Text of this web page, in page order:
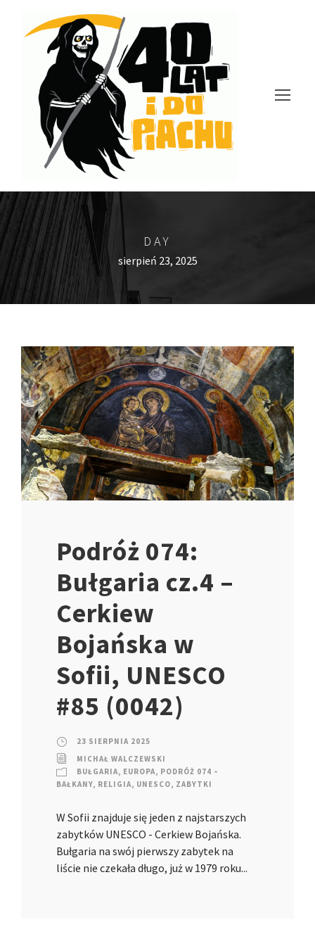
DAY
sierpień 23, 2025
Podróż 074:
Bułgaria cz.4 –
Cerkiew
Bojańska w
Sofii, UNESCO
#85 (0042)
23 SIERPNIA 2025
MICHAŁ WALCZEWSKI
BUŁGARIA, EUROPA, PODRÓŻ 074 –
BAŁKANY, RELIGIA, UNESCO, ZABYTKI
W Sofii znajduje się jeden z najstarszych
zabytków UNESCO - Cerkiew Bojańska.
Bułgaria na swój pierwszy zabytek na
liście nie czekała długo, już w 1979 roku...